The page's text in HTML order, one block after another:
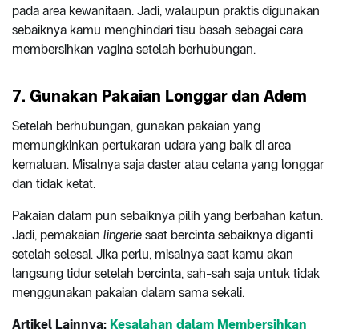
pada area kewanitaan. Jadi, walaupun praktis digunakan
sebaiknya kamu menghindari tisu basah sebagai cara
membersihkan vagina setelah berhubungan.
7. Gunakan Pakaian Longgar dan Adem
Setelah berhubungan, gunakan pakaian yang
memungkinkan pertukaran udara yang baik di area
kemaluan. Misalnya saja daster atau celana yang longgar
dan tidak ketat.
Pakaian dalam pun sebaiknya pilih yang berbahan katun.
Jadi, pemakaian lingerie saat bercinta sebaiknya diganti
setelah selesai. Jika perlu, misalnya saat kamu akan
langsung tidur setelah bercinta, sah-sah saja untuk tidak
menggunakan pakaian dalam sama sekali.
Artikel Lainnya: Kesalahan dalam Membersihkan